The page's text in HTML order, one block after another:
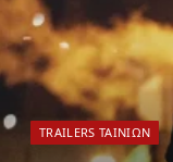
TRAILERS ΤΑΙΝΙΏΝ